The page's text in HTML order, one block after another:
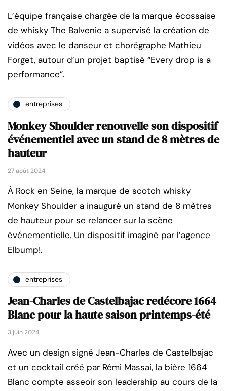
L’équipe française chargée de la marque écossaise
de whisky The Balvenie a supervisé la création de
vidéos avec le danseur et chorégraphe Mathieu
Forget, autour d’un projet baptisé “Every drop is a
performance”.
entreprises
Monkey Shoulder renouvelle son dispositif
événementiel avec un stand de 8 mètres de
hauteur
27 août 2024
À Rock en Seine, la marque de scotch whisky
Monkey Shoulder a inauguré un stand de 8 mètres
de hauteur pour se relancer sur la scène
événementielle. Un dispositif imaginé par l’agence
Elbump!.
entreprises
Jean-Charles de Castelbajac redécore 1664
Blanc pour la haute saison printemps-été
3 juin 2024
Avec un design signé Jean-Charles de Castelbajac
et un cocktail créé par Rémi Massai, la bière 1664
Blanc compte asseoir son leadership au cours de la